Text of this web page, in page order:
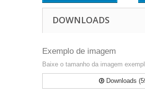
DOWNLOADS
Exemplo de imagem
Baixe o tamanho da imagem
Downloads